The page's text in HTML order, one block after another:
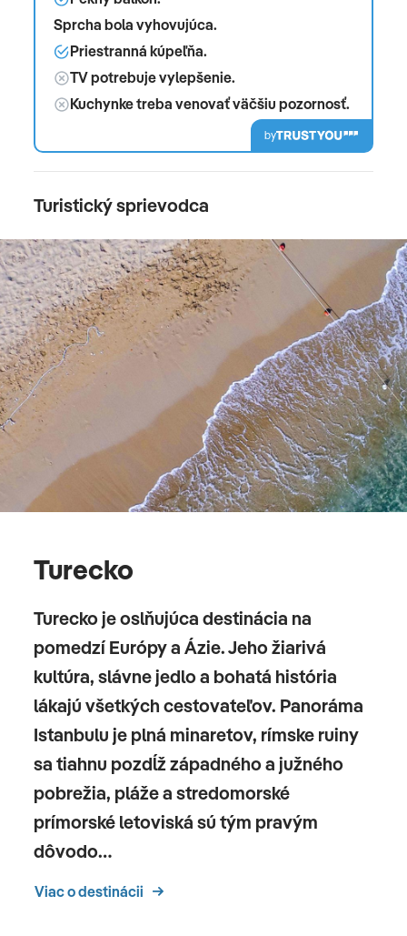
Sprcha bola vyhovujúca.
Priestranná kúpeľňa.
TV potrebuje vylepšenie.
Kuchynke treba venovať väčšiu pozornosť.
by
Turistický sprievodca
Turecko
Turecko je oslňujúca destinácia na
pomedzí Európy a Ázie. Jeho žiarivá
kultúra, slávne jedlo a bohatá história
lákajú všetkých cestovateľov. Panoráma
Istanbulu je plná minaretov, rímske ruiny
sa tiahnu pozdĺž západného a južného
pobrežia, pláže a stredomorské
prímorské letoviská sú tým pravým
dôvodo…
Viac o destinácii